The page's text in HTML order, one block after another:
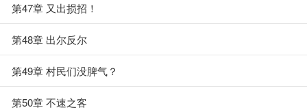
第47章 又出损招！
第48章 出尔反尔
第49章 村民们没脾气？
第50章 不速之客